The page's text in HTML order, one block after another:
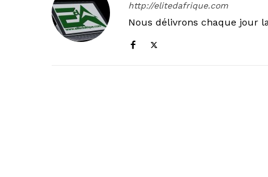
http://elitedafrique.com
Nous délivrons chaque jour